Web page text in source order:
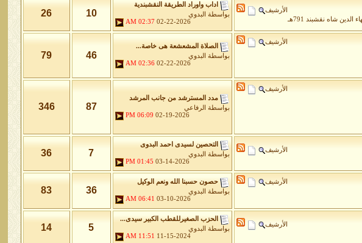
الأرشيف
اداب واوراد الطريقة النقشبندية
بواسطة
البدوي
02-22-2026
02:37 AM
10
26
الأرشيف
الصلاة المشعشعة هى خاصة...
بواسطة
البدوي
02-22-2026
02:36 AM
46
79
الأرشيف
مدد المسترشد من جانب المرشد
بواسطة
الرفاعي
02-19-2026
06:09 PM
87
346
الأرشيف
التحصين لسيدى احمد البدوى
بواسطة
البدوي
03-14-2026
01:45 PM
7
36
الأرشيف
حصون حسبنا الله ونعم الوكيل
بواسطة
البدوي
03-10-2026
06:41 AM
36
83
الأرشيف
الحزب الصغيرللقطب الكبير سيدى...
بواسطة
البدوي
11-15-2024
11:51 AM
5
14